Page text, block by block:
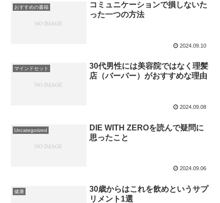
おすすめの書籍
コミュニケーションで損しないた
った一つの方法
2024.09.10
マインドセット
30代男性には美容院ではなく理髪
店（バーバー）がおすすめな理由
2024.09.08
Uncategorized
DIE WITH ZEROを読んで疑問に
思ったこと
2024.09.06
健康
30歳からはこれを飲めというサプ
リメント1選